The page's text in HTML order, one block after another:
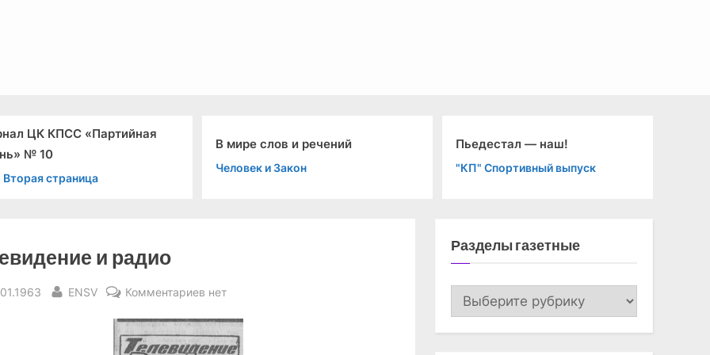
ЦК КПСС «Партийная
№ 10
страница
В мире слов и речений
Человек и Закон
Пьедестал — наш!
"КП" Спортивный выпуск
и радио
By
ENSV Комментариев к
и
нет
Разделы газетные
Разделы
газетные